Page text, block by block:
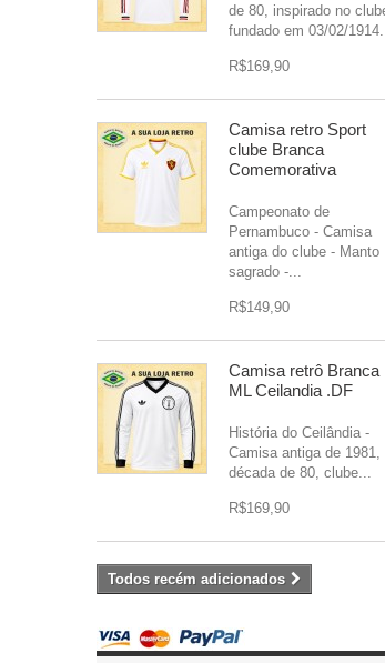
de 80, inspirado no
fundado em 03/02/1914...
R$169,90
Camisa retro Sport
clube Branca
Comemorativa
Campeonato de
Pernambuco - Camisa
antiga do clube - Manto
sagrado -...
R$149,90
Camisa retrô Branca
ML Ceilandia .DF
História do Ceilândia -
Camisa antiga de 1981,
década de 80, clube...
R$169,90
Todos recém adicionados